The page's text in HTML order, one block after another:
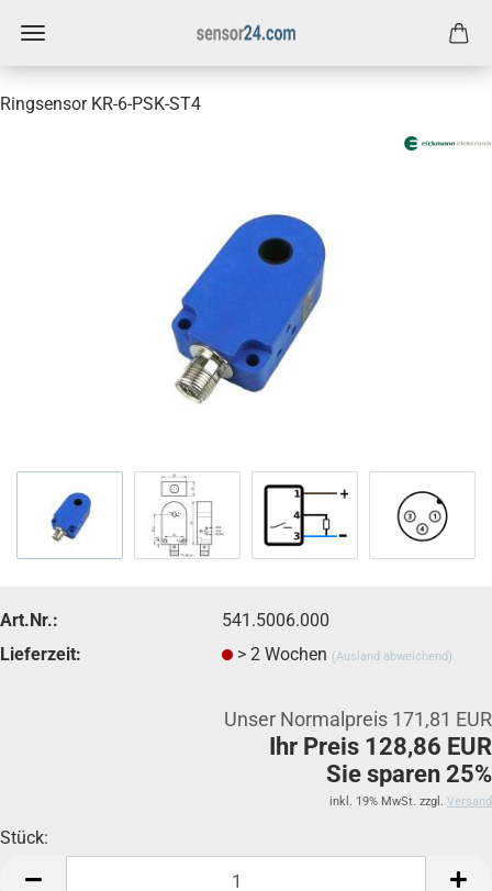
Ringsensor KR-6-PSK-ST4
Art.Nr.:
541.5006.000
Lieferzeit:
> 2 Wochen (Ausland abweichend)
Unser Normalpreis 171,81 EUR
Ihr Preis 128,86 EUR
Sie sparen 25%
inkl. 19% MwSt. zzgl. Versand
Stück: